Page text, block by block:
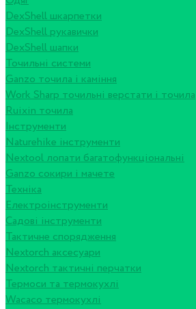
DexShell шкарпетки
DexShell рукавички
DexShell шапки
Точильні системи
Ganzo точила і каміння
Work Sharp точильні верстати і точила
Ruixin точила
Інструменти
Naturehike інструменти
Nextool лопати багатофункціональні
Ganzo сокири і мачете
Техніка
Електроінструменти
Садові інструменти
Тактичне спорядження
Nextorch аксесуари
Nextorch тактичні перчатки
Термоси та термокухлі
Wacaco термокухлі